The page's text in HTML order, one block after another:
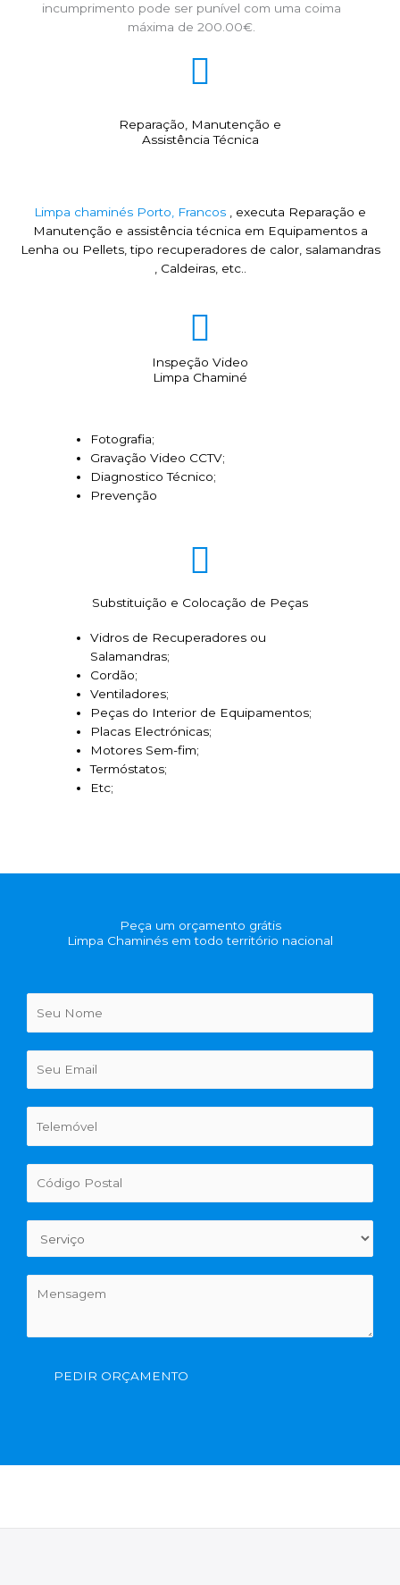
incumprimento pode ser punível com uma coima
máxima de 200.00€.
Reparação, Manutenção e
Assistência Técnica
Limpa chaminés Porto, Francos , executa Reparação e
Manutenção e assistência técnica em Equipamentos a
Lenha ou Pellets, tipo recuperadores de calor, salamandras
, Caldeiras, etc..
Inspeção Video
Limpa Chaminé
Fotografia;
Gravação Video CCTV;
Diagnostico Técnico;
Prevenção
Substituição e Colocação de Peças
Vidros de Recuperadores ou
Salamandras;
Cordão;
Ventiladores;
Peças do Interior de Equipamentos;
Placas Electrónicas;
Motores Sem-fim;
Termóstatos;
Etc;
Peça um orçamento grátis
Limpa Chaminés em todo território nacional
PEDIR ORÇAMENTO